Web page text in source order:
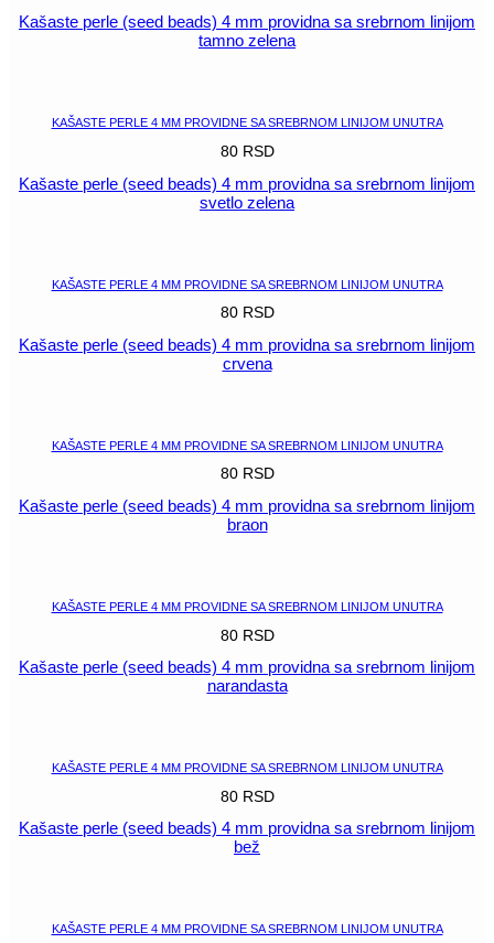
Kašaste perle (seed beads) 4 mm providna sa srebrnom linijom
tamno zelena
KAŠASTE PERLE 4 MM PROVIDNE SA SREBRNOM LINIJOM UNUTRA
80 RSD
Kašaste perle (seed beads) 4 mm providna sa srebrnom linijom
svetlo zelena
KAŠASTE PERLE 4 MM PROVIDNE SA SREBRNOM LINIJOM UNUTRA
80 RSD
Kašaste perle (seed beads) 4 mm providna sa srebrnom linijom
crvena
KAŠASTE PERLE 4 MM PROVIDNE SA SREBRNOM LINIJOM UNUTRA
80 RSD
Kašaste perle (seed beads) 4 mm providna sa srebrnom linijom
braon
KAŠASTE PERLE 4 MM PROVIDNE SA SREBRNOM LINIJOM UNUTRA
80 RSD
Kašaste perle (seed beads) 4 mm providna sa srebrnom linijom
narandasta
KAŠASTE PERLE 4 MM PROVIDNE SA SREBRNOM LINIJOM UNUTRA
80 RSD
Kašaste perle (seed beads) 4 mm providna sa srebrnom linijom
bež
KAŠASTE PERLE 4 MM PROVIDNE SA SREBRNOM LINIJOM UNUTRA